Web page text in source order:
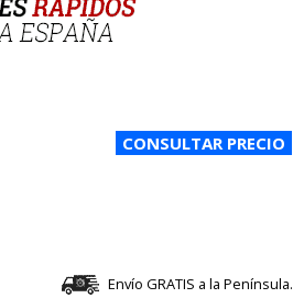
Envío GRATIS a la Península.